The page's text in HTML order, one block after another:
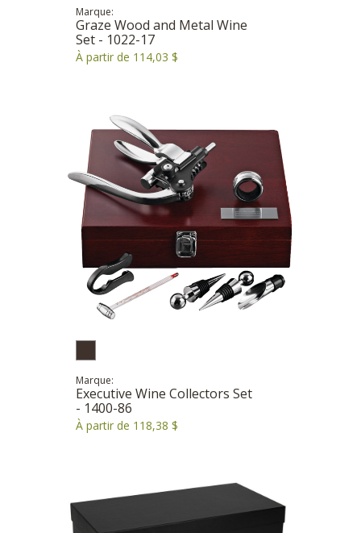
Marque:
Graze Wood and Metal Wine
Set - 1022-17
À partir de 114,03 $
Marque:
Executive Wine Collectors Set
- 1400-86
À partir de 118,38 $